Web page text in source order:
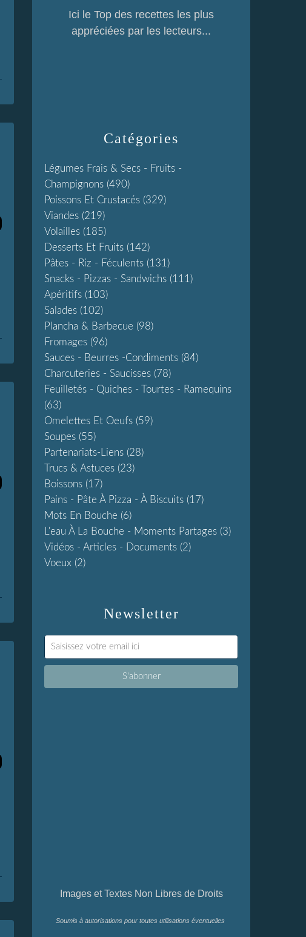
Newsletter
Catégories
Légumes Frais & Secs - Fruits -
Champignons (490)
Poissons Et Crustacés (329)
Viandes (219)
Volailles (185)
Desserts Et Fruits (142)
Pâtes - Riz - Féculents (131)
Snacks - Pizzas - Sandwichs (111)
Apéritifs (103)
Salades (102)
Plancha & Barbecue (98)
Fromages (96)
Sauces - Beurres -condiments (84)
Charcuteries - Saucisses (78)
Feuilletés - Quiches - Tourtes - Ramequins
(63)
Omelettes Et Oeufs (59)
Soupes (55)
Partenariats-Liens (28)
Trucs & Astuces (23)
Boissons (17)
Pains - Pâte À Pizza - À Biscuits (17)
Mots En Bouche (6)
L'eau À La Bouche - Moments Partages (3)
Vidéos - Articles - Documents (2)
Voeux (2)
Ici le Top des recettes les plus
appréciées par les lecteurs...
Images et Textes Non Libres de Droits
Soumis à autorisations pour toutes utilisations éventuelles